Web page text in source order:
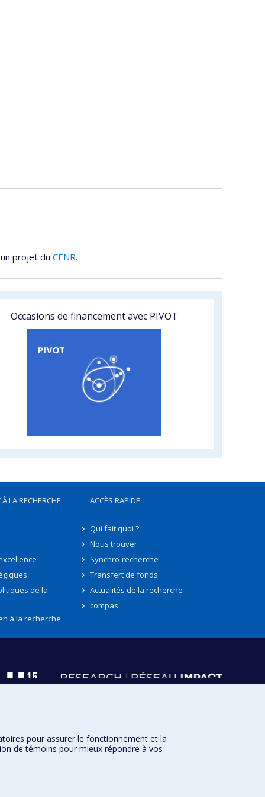
projet du CENR.
Occasions de financement avec PIVOT
LA RECHERCHE
de la
à la recherche
ACCÈS RAPIDE
Qui fait quoi ?
Nous trouver
Synchro-recherche
Transfert de fonds
Actualités de la recherche
compas
pour assurer le fonctionnement et la
de témoins pour mieux répondre à vos